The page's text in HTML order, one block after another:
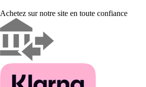
Achetez sur notre site en toute confiance